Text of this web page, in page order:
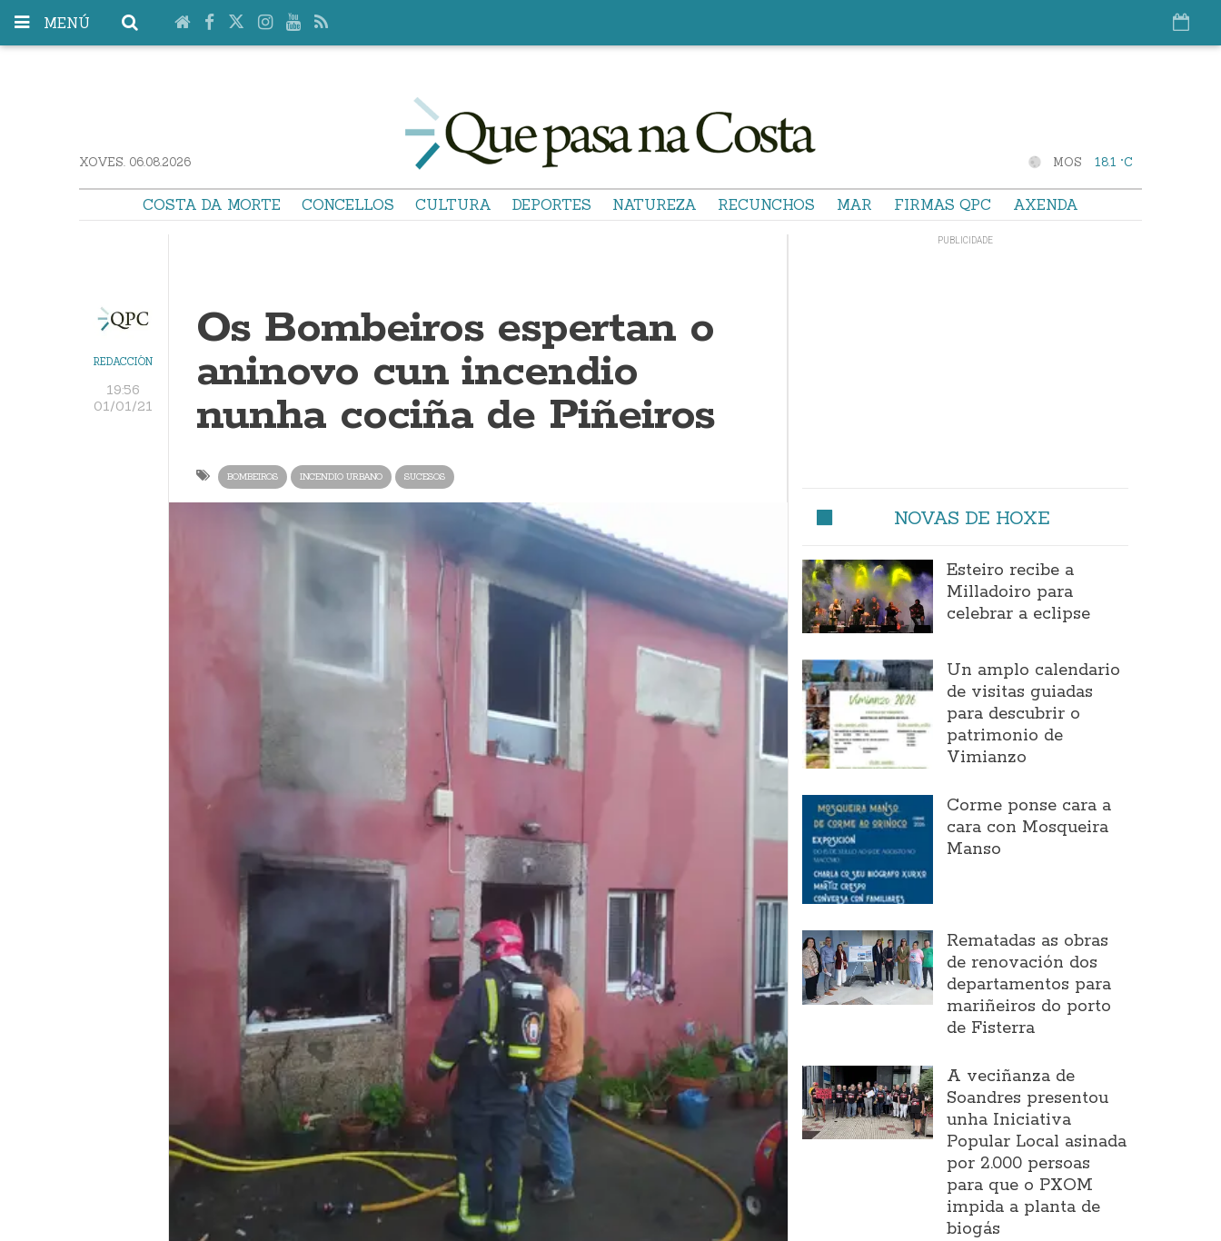
MENÚ
XOVES. 06.08.2026 MOS 18.1 °C
COSTA DA MORTE CONCELLOS CULTURA DEPORTES NATUREZA RECUNCHOS MAR FIRMAS QPC AXENDA
REDACCIÓN
19:56
01/01/21
Os Bombeiros espertan o
aninovo cun incendio
nunha cociña de Piñeiros
BOMBEIROS INCENDIO URBANO SUCESOS
NOVAS DE HOXE
Esteiro recibe a
Milladoiro para
celebrar a eclipse
Un amplo calendario
de visitas guiadas
para descubrir o
patrimonio de
Vimianzo
Corme ponse cara a
cara con Mosqueira
Manso
Rematadas as obras
de renovación dos
departamentos para
mariñeiros do porto
de Fisterra
A veciñanza de
Soandres presentou
unha Iniciativa
Popular Local asinada
por 2.000 persoas
para que o PXOM
impida a planta de
biogás